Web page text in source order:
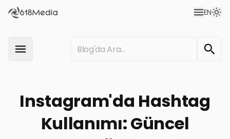
EN
Instagram'da Hashtag
Kullanımı: Güncel